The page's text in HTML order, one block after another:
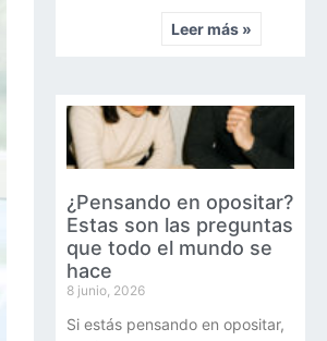
Leer más »
¿Pensando en opositar?
Estas son las preguntas
que todo el mundo se
hace
8 junio, 2026
Si estás pensando en opositar,